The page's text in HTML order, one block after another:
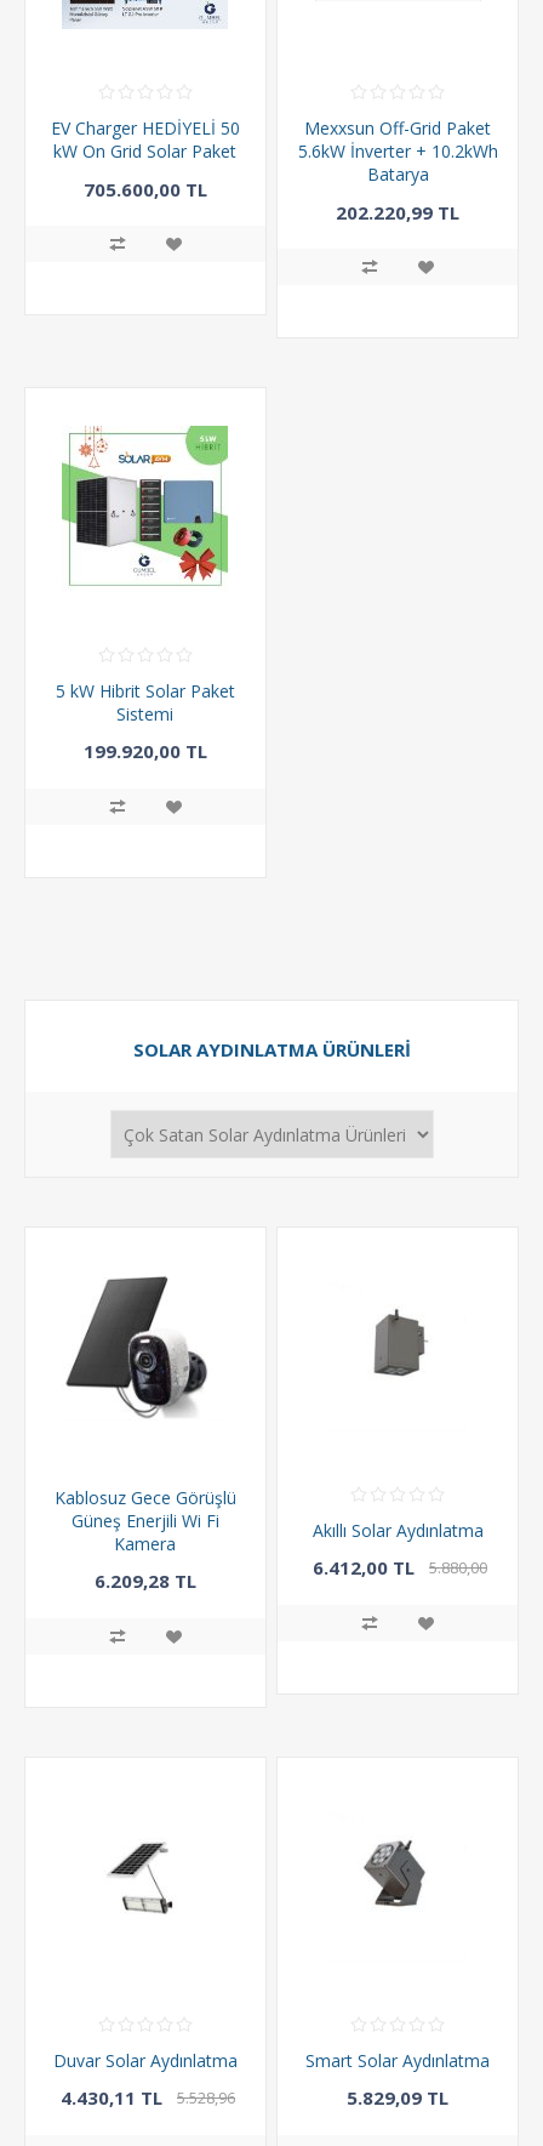
EV Charger HEDİYELİ 50
kW On Grid Solar Paket
705.600,00 TL
Mexxsun Off-Grid Paket
5.6kW İnverter + 10.2kWh
Batarya
202.220,99 TL
5 kW Hibrit Solar Paket
Sistemi
199.920,00 TL
SOLAR AYDINLATMA ÜRÜNLERI
Kablosuz Gece Görüşlü
Güneş Enerjili Wi Fi
Kamera
6.209,28 TL
Akıllı Solar Aydınlatma
6.412,00 TL
5.880,00
Duvar Solar Aydınlatma
4.430,11 TL
5.528,96
Smart Solar Aydınlatma
5.829,09 TL